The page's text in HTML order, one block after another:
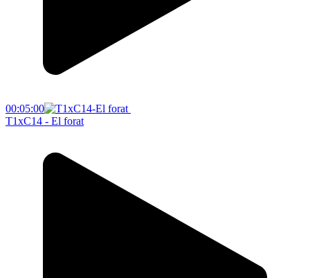
00:05:00
T1xC14 - El forat